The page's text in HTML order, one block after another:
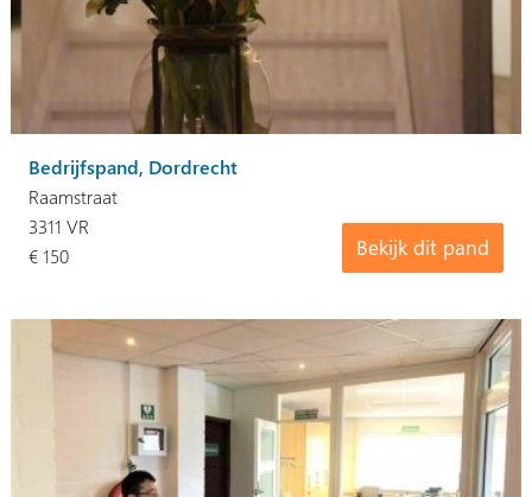
Bedrijfspand, Dordrecht
Raamstraat
Bekijk dit pand
3311 VR
€ 150